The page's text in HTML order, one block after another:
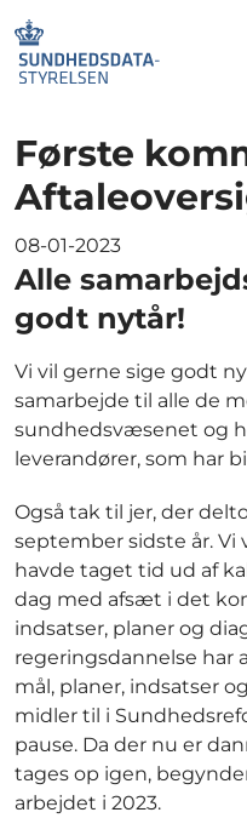
Første
08-01-2023
Alle
godt nytår!
Vi vil gerne sige godt
samarbejde til alle de
sundhedsvæsenet og
leverandører, som har
Også tak til jer, der
september sidste år. Vi
havde taget tid ud af
dag med afsæt i det
indsatser, planer og
regeringsdannelse
mål, planer, indsatser
midler til i
pause. Da der nu er
tages op igen,
arbejdet i 2023.